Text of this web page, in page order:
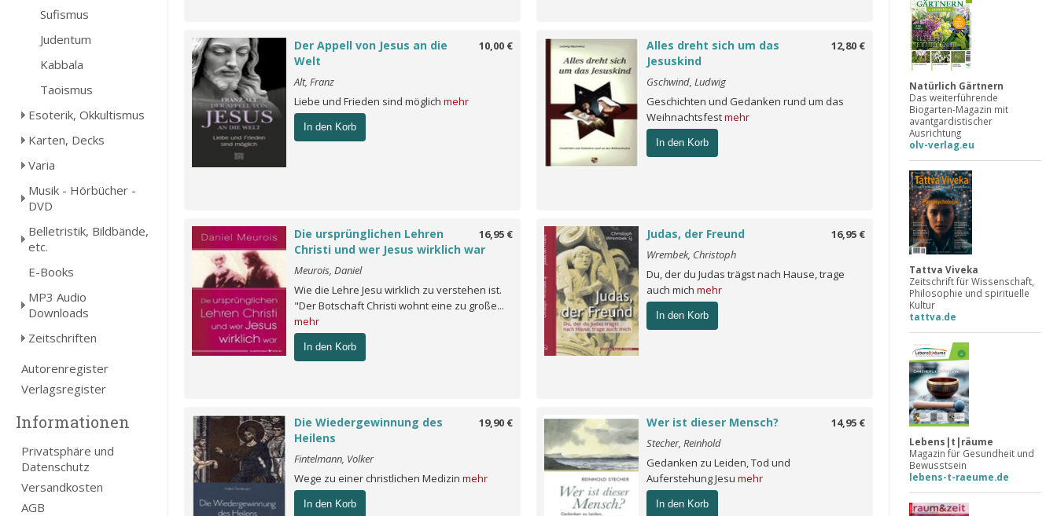
Sufismus
Judentum
Kabbala
Taoismus
Esoterik, Okkultismus
Karten, Decks
Varia
Musik - Hörbücher -
DVD
Belletristik, Bildbände,
etc.
E-Books
MP3 Audio
Downloads
Zeitschriften
Autorenregister
Verlagsregister
Informationen
Privatsphäre und
Datenschutz
Versandkosten
AGB
10,00 €
Der Appell von Jesus an die
Welt
Alt, Franz
Liebe und Frieden sind möglich mehr
In den Korb
12,80 €
Alles dreht sich um das
Jesuskind
Gschwind, Ludwig
Geschichten und Gedanken rund um das
Weihnachtsfestmehr
In den Korb
16,95 €
Die ursprünglichen Lehren
Christi und wer Jesus wirklich war
Meurois, Daniel
Wie die Lehre Jesu wirklich zu verstehen ist.
"Der Botschaft Christi wohnt eine zu große...
mehr
In den Korb
16,95 €
Judas, der Freund
Wrembek, Christoph
Du, der du Judas trägst nach Hause, trage
auch mich mehr
In den Korb
19,90 €
Die Wiedergewinnung des
Heilens
Fintelmann, Volker
Wege zu einer christlichen Medizin mehr
In den Korb
14,95 €
Wer ist dieser Mensch?
Stecher, Reinhold
Gedanken zu Leiden, Tod und
Auferstehung Jesu mehr
In den Korb
Natürlich Gärtnern
Das weiterführende
Biogarten-Magazin mit
avantgardistischer
Ausrichtung
olv-verlag.eu
Tattva Viveka
Zeitschrift für Wissenschaft,
Philosophie und spirituelle
Kultur
tattva.de
Lebens|t|räume
Magazin für Gesundheit und
Bewusstsein
lebens-t-raeume.de